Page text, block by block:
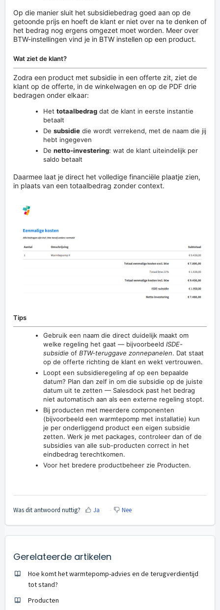
Op die manier sluit het subsidiebedrag goed aan op de
getoonde prijs en hoeft de klant er niet over na te denken of
het bedrag nog ergens omgezet moet worden. Meer over
BTW-instellingen vind je in BTW instellen op een product.
Wat ziet de klant?
Zodra een product met subsidie in een offerte zit, ziet de
klant op de offerte, in de winkelwagen en op de PDF drie
bedragen onder elkaar:
Het totaalbedrag dat de klant in eerste instantie
betaalt
De subsidie die wordt verrekend, met de naam die jij
hebt ingegeven
De netto-investering: wat de klant uiteindelijk per
saldo betaalt
Daarmee laat je direct het volledige financiële plaatje zien,
in plaats van een totaalbedrag zonder context.
Tips
Gebruik een naam die direct duidelijk maakt om
welke regeling het gaat — bijvoorbeeld ISDE-
subsidie of BTW-teruggave zonnepanelen. Dat staat
op de offerte richting de klant en wekt vertrouwen.
Loopt een subsidieregeling af op een bepaalde
datum? Plan dan zelf in om die subsidie op de juiste
datum uit te zetten — Salesdock past het bedrag
niet automatisch aan als een externe regeling stopt.
Bij producten met meerdere componenten
(bijvoorbeeld een warmtepomp met installatie) kun
je per onderliggend product een eigen subsidie
zetten. Werk je met packages, controleer dan of de
subsidies van alle sub-producten correct in het
eindbedrag terechtkomen.
Voor het bredere productbeheer zie Producten.
Was dit antwoord nuttig? Ja Nee
Gerelateerde artikelen
Hoe komt het warmtepomp-advies en de terugverdientijd
tot stand?
Producten